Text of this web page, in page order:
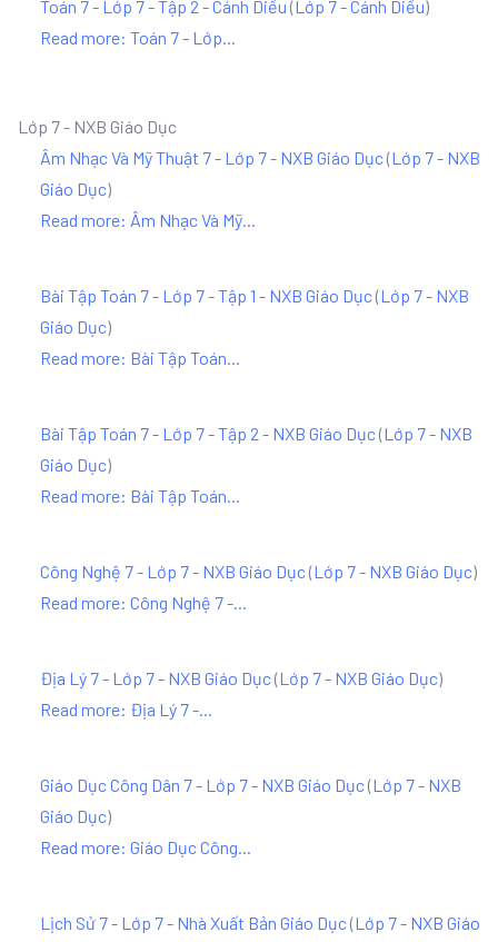
Toán 7 - Lớp 7 - Tập 2 - Cánh Diều (Lớp 7 - Cánh Diều)
Read more: Toán 7 - Lớp...
Lớp 7 - NXB Giáo Dục
Âm Nhạc Và Mỹ Thuật 7 - Lớp 7 - NXB Giáo Dục(Lớp 7 - NXB
Giáo Dục)
Read more: Âm Nhạc Và Mỹ...
Bài Tập Toán 7 - Lớp 7 - Tập 1 - NXB Giáo Dục(Lớp 7 - NXB
Giáo Dục)
Read more: Bài Tập Toán...
Bài Tập Toán 7 - Lớp 7 - Tập 2 - NXB Giáo Dục(Lớp 7 - NXB
Giáo Dục)
Read more: Bài Tập Toán...
Công Nghệ 7 - Lớp 7 - NXB Giáo Dục(Lớp 7 - NXB Giáo Dục)
Read more: Công Nghệ 7 -...
Địa Lý 7 - Lớp 7 - NXB Giáo Dục(Lớp 7 - NXB Giáo Dục)
Read more: Địa Lý 7 -...
Giáo Dục Công Dân 7 - Lớp 7 - NXB Giáo Dục(Lớp 7 - NXB
Giáo Dục)
Read more: Giáo Dục Công...
Lịch Sử 7 - Lớp 7 - Nhà Xuất Bản Giáo Dục(Lớp 7 - NXB Giáo